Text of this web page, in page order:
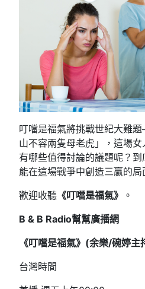
叮噹是福氣將挑戰世紀大難
山不容兩隻母老虎」，這場女
有哪些值得討論的議題呢？
能在這場戰爭中創造三贏的局
歡迎收聽 《叮噹是福氣》
。
B & B Radio幫幫廣播網
《叮噹是福氣》(余樂/碗婷主
台灣時間